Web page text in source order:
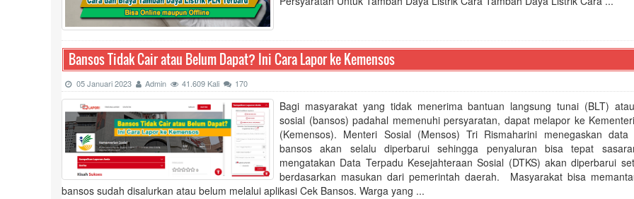
Bansos Tidak Cair atau Belum Dapat? Ini Cara Lapor ke Kemensos
05 Januari 2023 Admin 41.609 Kali 170
Bagi masyarakat yang tidak menerima bantuan langsung tunai (BLT)
sosial (bansos) padahal memenuhi persyaratan, dapat melapor ke
(Kemensos). Menteri Sosial (Mensos) Tri Rismaharini menegaskan data
bansos akan selalu diperbarui sehingga penyaluran bisa tepat
mengatakan Data Terpadu Kesejahteraan Sosial (DTKS) akan diperbarui
berdasarkan masukan dari pemerintah daerah. Masyarakat bisa
bansos sudah disalurkan atau belum melalui aplikasi Cek Bansos. Warga yang ...